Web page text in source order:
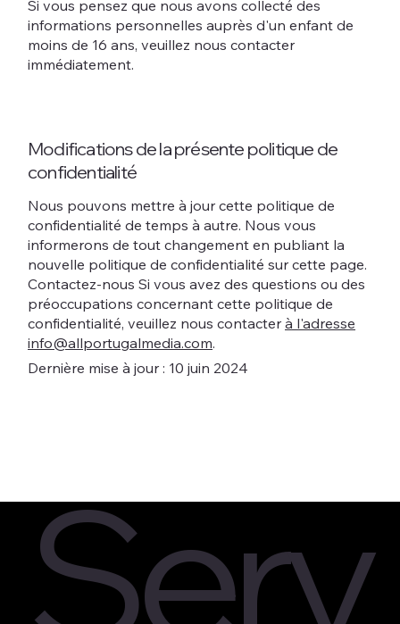
Si vous pensez que nous avons collecté des
informations personnelles auprès d'un enfant de
moins de 16 ans, veuillez nous contacter
immédiatement.
Modifications de la présente politique de
confidentialité
Nous pouvons mettre à jour cette politique de
confidentialité de temps à autre. Nous vous
informerons de tout changement en publiant la
nouvelle politique de confidentialité sur cette page.
Contactez-nous Si vous avez des questions ou des
préoccupations concernant cette politique de
confidentialité, veuillez nous contacterà l'adresse
info@allportugalmedia.com.
Dernière mise à jour : 10 juin 2024
Serv